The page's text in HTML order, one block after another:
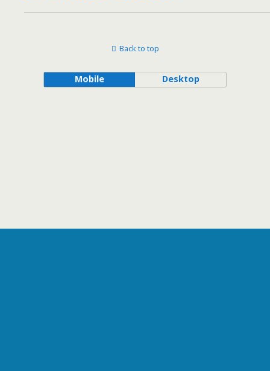
Back to top
Mobile Desktop